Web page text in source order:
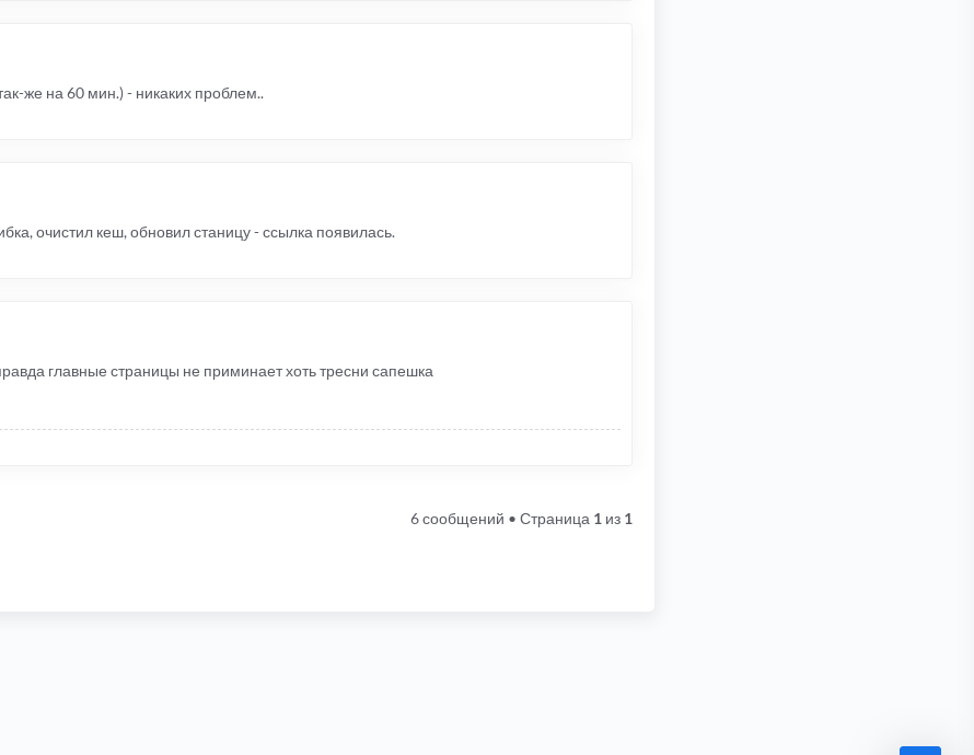
же на 60 мин.) - никаких проблем..
очистил кеш, обновил станицу - ссылка появилась.
главные страницы не приминает хоть тресни сапешка
6 сообщений • Страница 1 из 1